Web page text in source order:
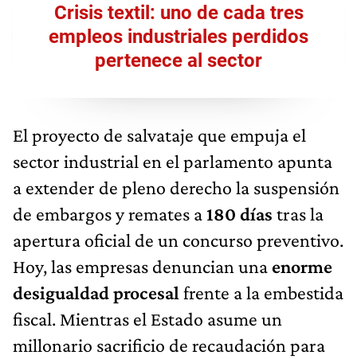
Crisis textil: uno de cada tres
empleos industriales perdidos
pertenece al sector
El proyecto de salvataje que empuja el
sector industrial en el parlamento apunta
a extender de pleno derecho la suspensión
de embargos y remates a180 días tras la
apertura oficial de un concurso preventivo.
Hoy, las empresas denuncian una enorme
desigualdad procesal frente a la embestida
fiscal. Mientras el Estado asume un
millonario sacrificio de recaudación para